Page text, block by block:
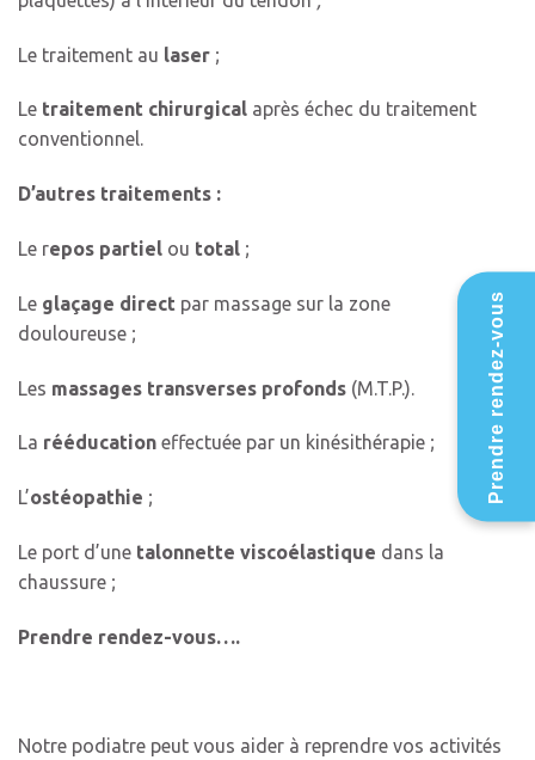
Le traitement au laser ;
Le traitement chirurgical après échec du traitement
conventionnel.
D’autres traitements :
Le repos partiel ou total ;
Le glaçage direct par massage sur la zone
douloureuse ;
Les massages transverses profonds (M.T.P.).
La rééducation effectuée par un kinésithérapie ;
L’ostéopathie ;
Le port d’une talonnette viscoélastique dans la
chaussure ;
Prendre rendez-vous….
Notre podiatre peut vous aider à reprendre vos activités
Prendre rendez-vous